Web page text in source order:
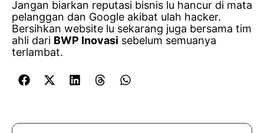
Jangan biarkan reputasi bisnis lu hancur di mata
pelanggan dan Google akibat ulah hacker.
Bersihkan website lu sekarang juga bersama tim
ahli dari BWP Inovasi sebelum semuanya
terlambat.